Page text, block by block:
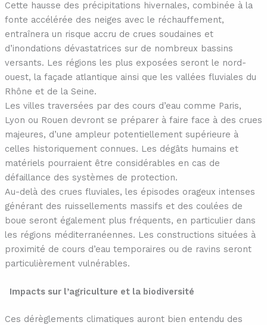
Cette hausse des précipitations hivernales, combinée à la
fonte accélérée des neiges avec le réchauffement,
entraînera un risque accru de crues soudaines et
d’inondations dévastatrices sur de nombreux bassins
versants. Les régions les plus exposées seront le nord-
ouest, la façade atlantique ainsi que les vallées fluviales du
Rhône et de la Seine.
Les villes traversées par des cours d’eau comme Paris,
Lyon ou Rouen devront se préparer à faire face à des crues
majeures, d’une ampleur potentiellement supérieure à
celles historiquement connues. Les dégâts humains et
matériels pourraient être considérables en cas de
défaillance des systèmes de protection.
Au-delà des crues fluviales, les épisodes orageux intenses
générant des ruissellements massifs et des coulées de
boue seront également plus fréquents, en particulier dans
les régions méditerranéennes. Les constructions situées à
proximité de cours d’eau temporaires ou de ravins seront
particulièrement vulnérables.
Impacts sur l’agriculture et la biodiversité
Ces dérèglements climatiques auront bien entendu des